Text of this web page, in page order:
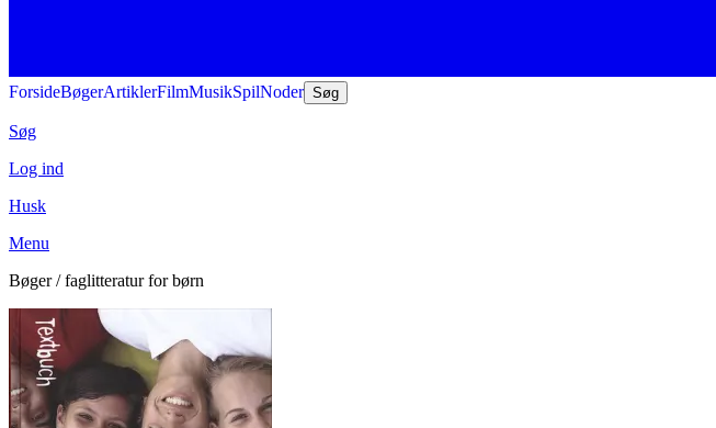
ForsideBøgerArtiklerFilmMusikSpilNoder Søg
Søg
Log ind
Husk
Menu
Bøger / faglitteratur for børn